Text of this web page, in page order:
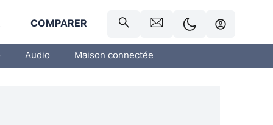
COMPARER
Audio Maison connectée